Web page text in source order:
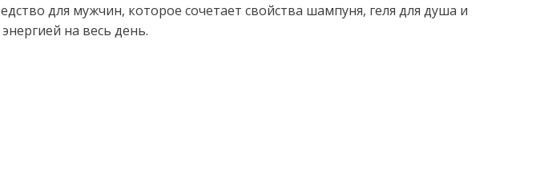
для мужчин, которое сочетает свойства шампуня, геля для душа и
на весь день.